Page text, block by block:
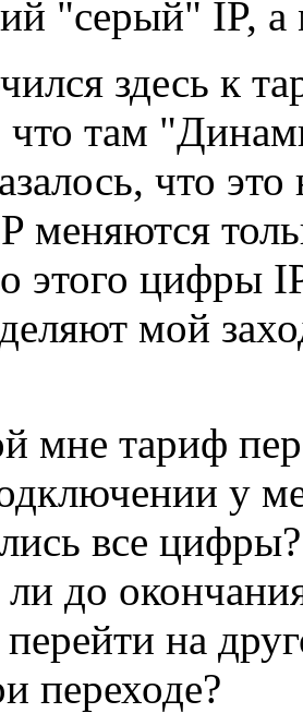
"серый" IP,
здесь к
что там
что
меняются
этого цифры
мой
мне тариф
у
все цифры?
до
на
переходе?